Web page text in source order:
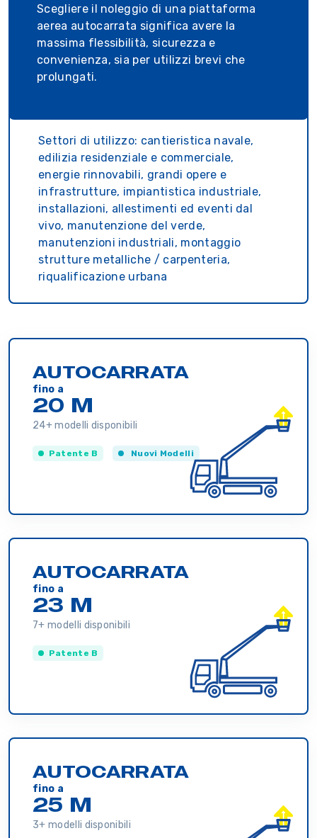
Scegliere il noleggio di una piattaforma
aerea autocarrata significa avere la
massima flessibilità, sicurezza e
convenienza, sia per utilizzi brevi che
prolungati.
Settori di utilizzo: cantieristica navale,
edilizia residenziale e commerciale,
energie rinnovabili, grandi opere e
infrastrutture, impiantistica industriale,
installazioni, allestimenti ed eventi dal
vivo, manutenzione del verde,
manutenzioni industriali, montaggio
strutture metalliche / carpenteria,
riqualificazione urbana
AUTOCARRATA
fino a
20 M
24+ modelli disponibili
Patente B Nuovi Modelli
AUTOCARRATA
fino a
23 M
7+ modelli disponibili
Patente B
AUTOCARRATA
fino a
25 M
3+ modelli disponibili